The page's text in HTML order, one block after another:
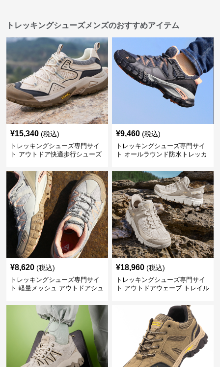
トレッキングシューズメンズのおすすめアイテム
¥15,340 (税込)
トレッキングシューズ専門サイ
ト アウトドア快適歩行シューズ
¥9,460 (税込)
トレッキングシューズ専門サイ
ト オールラウンド防水トレッカ
¥8,620 (税込)
トレッキングシューズ専門サイ
ト 軽量メッシュ アウトドアシュ
¥18,960 (税込)
トレッキングシューズ専門サイ
ト アウトドアウェーブ トレイル